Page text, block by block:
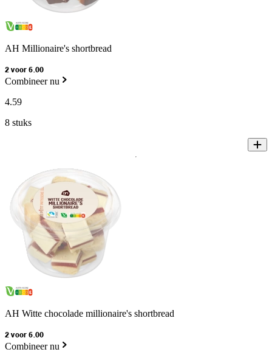
AH Millionaire's shortbread
2 voor 6.00
Combineer nu
4.59
8 stuks
AH Witte chocolade millionaire's shortbread
2 voor 6.00
Combineer nu